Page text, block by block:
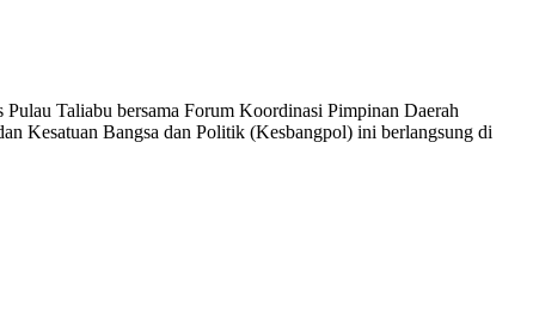
Taliabu bersama Forum Koordinasi Pimpinan Daerah
Kesatuan Bangsa dan Politik (Kesbangpol) ini berlangsung di